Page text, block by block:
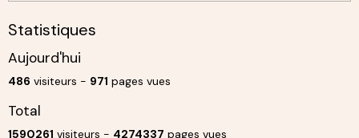
Statistiques
Aujourd'hui
486 visiteurs - 971 pages vues
Total
1590261 visiteurs - 4274337 pages vues